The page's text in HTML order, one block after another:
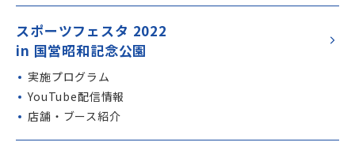
スポーツフェスタ 2022
in 国営昭和記念公園
実施プログラム
YouTube配信情報
店舗・ブース紹介